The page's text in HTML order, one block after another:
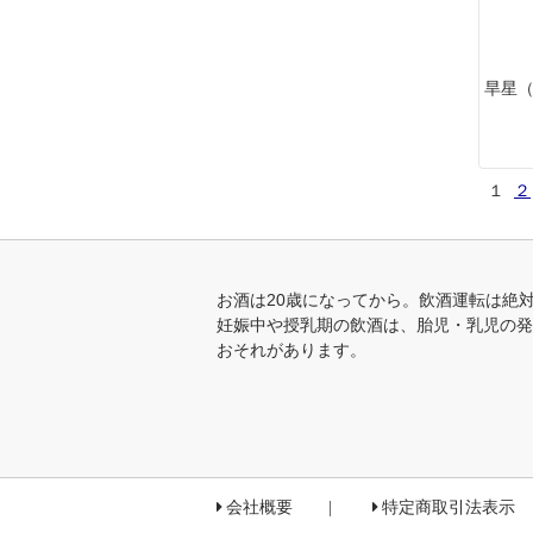
旱星
１ ２
お酒は20歳になってから。飲酒運転は絶
妊娠中や授乳期の飲酒は、胎児・乳児の
おそれがあります。
会社概要 特定商取引法表示